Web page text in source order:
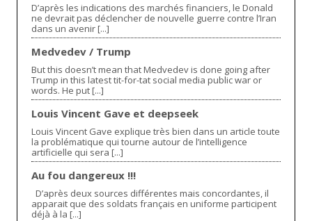
D’après les indications des marchés financiers, le Donald
ne devrait pas déclencher de nouvelle guerre contre l’Iran
dans un avenir [...]
Medvedev / Trump
But this doesn’t mean that Medvedev is done going after
Trump in this latest tit-for-tat social media public war or
words. He put [...]
Louis Vincent Gave et deepseek
Louis Vincent Gave explique très bien dans un article toute
la problématique qui tourne autour de l’intelligence
artificielle qui sera [...]
Au fou dangereux !!!
D’après deux sources différentes mais concordantes, il
apparait que des soldats français en uniforme participent
déjà à la [...]